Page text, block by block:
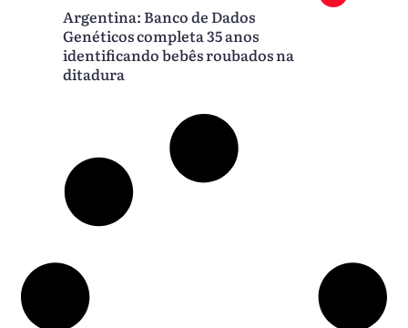
Argentina: Banco de Dados
Genéticos completa 35 anos
identificando bebês roubados na
ditadura